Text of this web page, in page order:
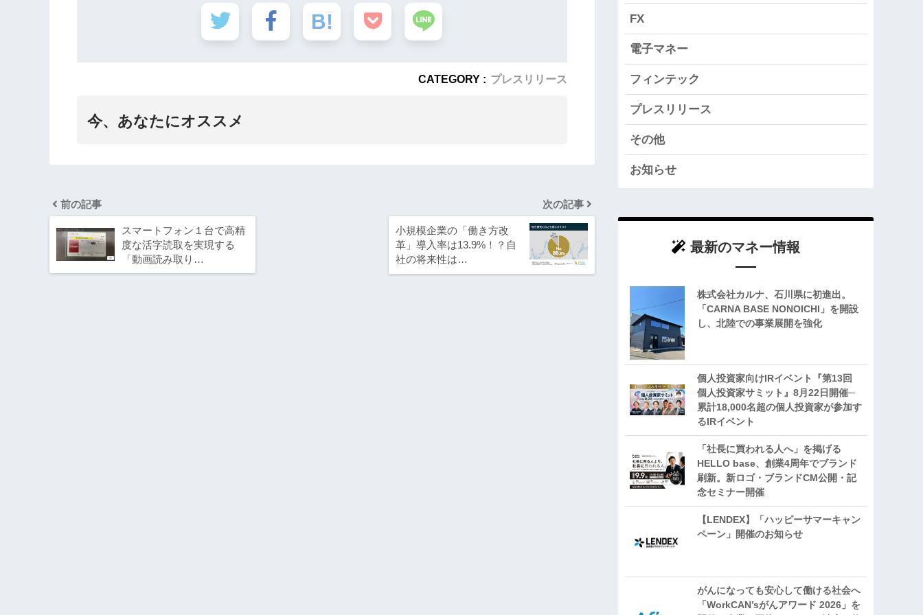
CATEGORY : プレスリリース
今、あなたにオススメ
前の記事
スマートフォン１台で高精
度な活字読取を実現する
「動画読み取り…
次の記事
小規模企業の「働き方改
革」導入率は13.9%！？自
社の将来性は…
FX
電子マネー
フィンテック
プレスリリース
その他
お知らせ
最新のマネー情報
株式会社カルナ、石川県に初進出。
「CARNA BASE NONOICHI」を開設
し、北陸での事業展開を強化
個人投資家向けIRイベント『第13回
個人投資家サミット』8月22日開催─
累計18,000名超の個人投資家が参加す
るIRイベント
「社長に買われる人へ」を掲げる
HELLO base、創業4周年でブランド
刷新。新ロゴ・ブランドCM公開・記
念セミナー開催
【LENDEX】「ハッピーサマーキャン
ペーン」開催のお知らせ
がんになっても安心して働ける社会へ
「WorkCAN’sがんアワード 2026」を